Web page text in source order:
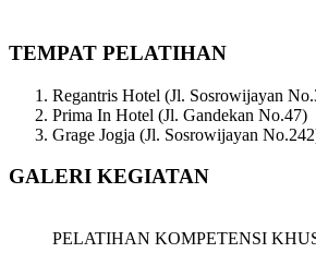
TEMPAT PELATIHAN
Regantris Hotel (Jl. Sosrowijayan
Prima In Hotel (Jl. Gandekan No.47)
Grage Jogja (Jl. Sosrowijayan
GALERI KEGIATAN
PELATIHAN KOMPETENSI